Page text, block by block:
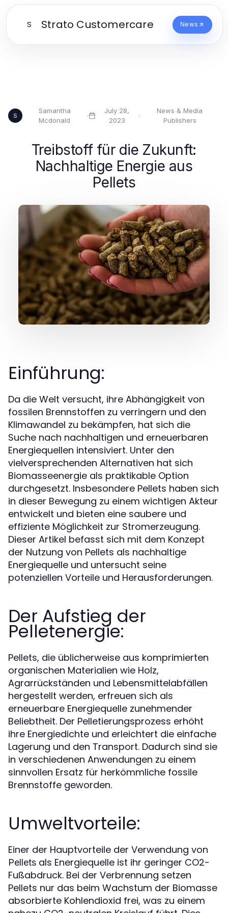
S Strato Customercare News
S
Samantha
Mcdonald
·
July 28,
2023
·
News & Media
Publishers
Treibstoff für die Zukunft:
Nachhaltige Energie aus
Pellets
Einführung:
Da die Welt versucht, ihre Abhängigkeit von
fossilen Brennstoffen zu verringern und den
Klimawandel zu bekämpfen, hat sich die
Suche nach nachhaltigen und erneuerbaren
Energiequellen intensiviert. Unter den
vielversprechenden Alternativen hat sich
Biomasseenergie als praktikable Option
durchgesetzt. Insbesondere Pellets haben sich
in dieser Bewegung zu einem wichtigen Akteur
entwickelt und bieten eine saubere und
effiziente Möglichkeit zur Stromerzeugung.
Dieser Artikel befasst sich mit dem Konzept
der Nutzung von Pellets als nachhaltige
Energiequelle und untersucht seine
potenziellen Vorteile und Herausforderungen.
Der Aufstieg der
Pelletenergie:
Pellets, die üblicherweise aus komprimierten
organischen Materialien wie Holz,
Agrarrückständen und Lebensmittelabfällen
hergestellt werden, erfreuen sich als
erneuerbare Energiequelle zunehmender
Beliebtheit. Der Pelletierungsprozess erhöht
ihre Energiedichte und erleichtert die einfache
Lagerung und den Transport. Dadurch sind sie
in verschiedenen Anwendungen zu einem
sinnvollen Ersatz für herkömmliche fossile
Brennstoffe geworden.
Umweltvorteile:
Einer der Hauptvorteile der Verwendung von
Pellets als Energiequelle ist ihr geringer CO2-
Fußabdruck. Bei der Verbrennung setzen
Pellets nur das beim Wachstum der Biomasse
absorbierte Kohlendioxid frei, was zu einem